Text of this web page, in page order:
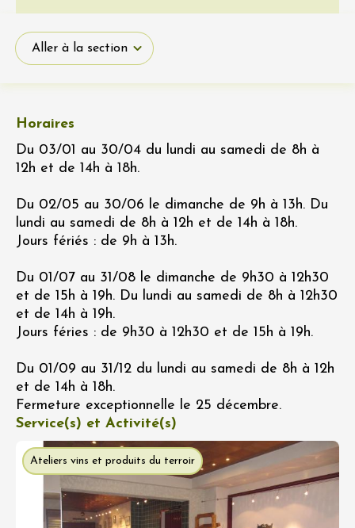
Aller à la section
Horaires
Du 03/01 au 30/04 du lundi au samedi de 8h à
12h et de 14h à 18h.
Du 02/05 au 30/06 le dimanche de 9h à 13h. Du
lundi au samedi de 8h à 12h et de 14h à 18h.
Jours fériés : de 9h à 13h.
Du 01/07 au 31/08 le dimanche de 9h30 à 12h30
et de 15h à 19h. Du lundi au samedi de 8h à 12h30
et de 14h à 19h.
Jours féries : de 9h30 à 12h30 et de 15h à 19h.
Du 01/09 au 31/12 du lundi au samedi de 8h à 12h
et de 14h à 18h.
Fermeture exceptionnelle le 25 décembre.
Service(s) et Activité(s)
Ateliers vins et produits du terroir